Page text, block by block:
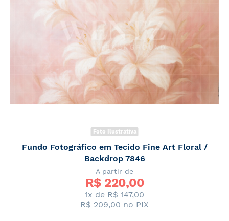
Foto Ilustrativa
Fundo Fotográfico em Tecido Fine Art Floral /
Backdrop 7846
A partir de
R$ 220,00
1x de R$ 147,00
R$ 209,00 no PIX